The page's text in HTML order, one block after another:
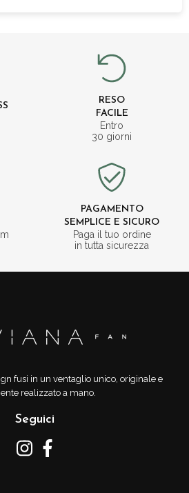
RESO
FACILE
Entro
30 giorni
PAGAMENTO
SEMPLICE E SICURO
Paga il tuo ordine
in tutta sicurezza
fusi in un ventaglio unico, originale e
realizzato a mano.
Seguici